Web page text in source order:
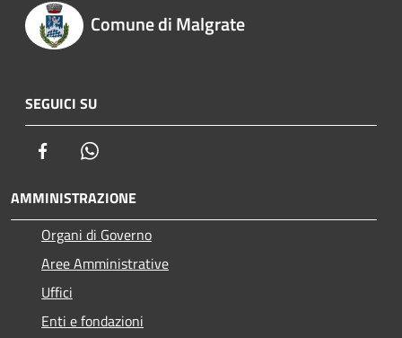
Comune di Malgrate
SEGUICI SU
Facebook
AMMINISTRAZIONE
Organi di Governo
Aree Amministrative
Uffici
Enti e fondazioni